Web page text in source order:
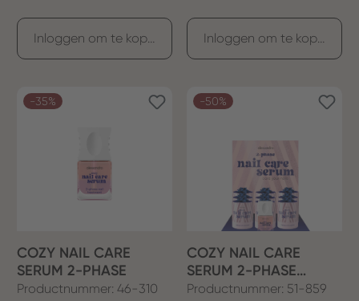
-35%
COZY NAIL CARE
SERUM 2-PHASE
Productnummer: 46-310
-50%
COZY NAIL CARE
SERUM 2-PHASE
DISPLAY
Productnummer: 51-859